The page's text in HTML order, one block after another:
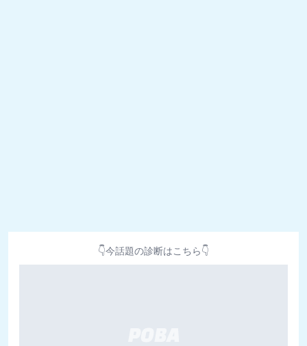
👇今話題の診断はこちら👇